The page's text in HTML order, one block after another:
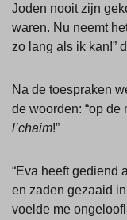
Joden nooit zijn
waren. Nu neemt
zo lang als ik kan!”
Na de toespraken
de woorden: “op
l’chaim!”
“Eva heeft gediend
en zaden gezaaid
voelde me